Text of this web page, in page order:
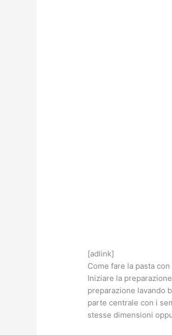
[adlink]
Come fare la pasta
Iniziare la
preparazione lavando
parte centrale con i
stesse dimensioni